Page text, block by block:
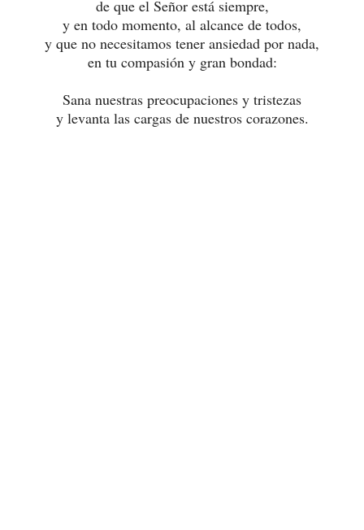
de que el Señor está siempre,
y en todo momento, al alcance de todos,
y que no necesitamos tener ansiedad por nada,
en tu compasión y gran bondad:
Sana nuestras preocupaciones y tristezas
y levanta las cargas de nuestros corazones.